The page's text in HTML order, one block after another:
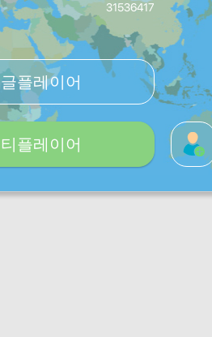
31536417
플레이어
플레이어